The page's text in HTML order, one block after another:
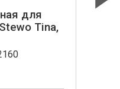
для
Tina,